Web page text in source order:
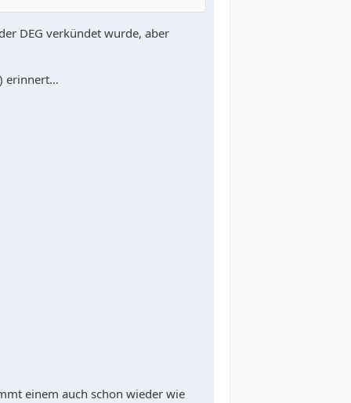
DEG verkündet wurde, aber
erinnert…
einem auch schon wieder wie